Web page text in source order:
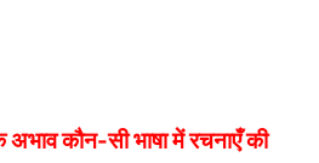
अभाव कौन-सी भाषा में रचनाएँ की